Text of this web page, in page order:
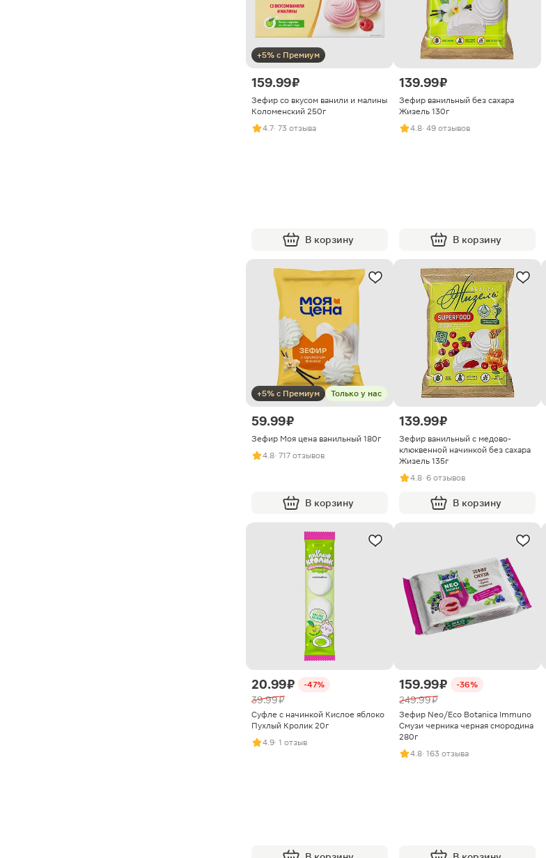
+5% с Премиум
159.99 ₽
Зефир со вкусом ванили и малины
Коломенский 250г
4.7· 73 отзыва
В корзину
139.99 ₽
Зефир ванильный без сахара
Жизель 130г
4.8· 49 отзывов
В корзину
+5% с Премиум Только у нас
59.99 ₽
Зефир Моя цена ванильный 180г
4.8· 717 отзывов
В корзину
139.99 ₽
Зефир ванильный с медово-
клюквенной начинкой без сахара
Жизель 135г
4.8· 6 отзывов
В корзину
20.99 ₽ -47%
39.99 ₽
Суфле с начинкой Кислое яблоко
Пухлый Кролик 20г
4.9· 1 отзыв
159.99 ₽ -36%
249.99 ₽
Зефир Neo/Eco Botanica Immuno
Смузи черника черная смородина
280г
4.8· 163 отзыва